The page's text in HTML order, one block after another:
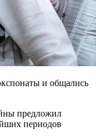
и общались
предложил
периодов